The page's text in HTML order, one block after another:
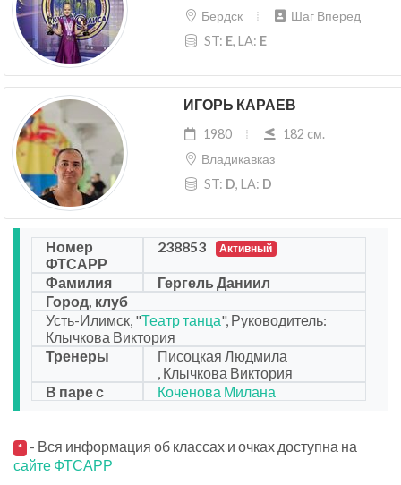
Бердск
Шаг Вперед
ST: E, LA: E
ИГОРЬ КАРАЕВ
1980
182 cм.
Владикавказ
ST: D, LA: D
Номер
ФТСАРР
238853 Активный
Фамилия
Гергель Даниил
Город, клуб
Усть-Илимск, "Театр танца", Руководитель:
Клычкова Виктория
Тренеры
Писоцкая Людмила
, Клычкова Виктория
В паре с
Коченова Милана
* - Вся информация об классах и очках доступна на
сайте ФТСАРР